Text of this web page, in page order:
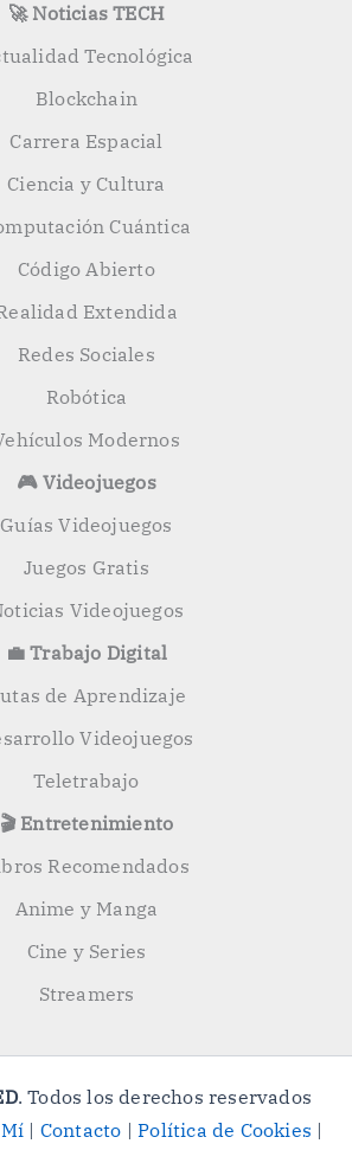
🚀 Noticias TECH
Tecnológica
Blockchain
Carrera Espacial
Ciencia y Cultura
Cuántica
Código Abierto
Extendida
Redes Sociales
Robótica
Modernos
🎮 Videojuegos
Guías Videojuegos
Juegos Gratis
Videojuegos
💼 Trabajo Digital
de Aprendizaje
Videojuegos
Teletrabajo
🎬 Entretenimiento
Recomendados
Anime y Manga
Cine y Series
Streamers
. Todos los derechos reservados
| Contacto |Política de Cookies |